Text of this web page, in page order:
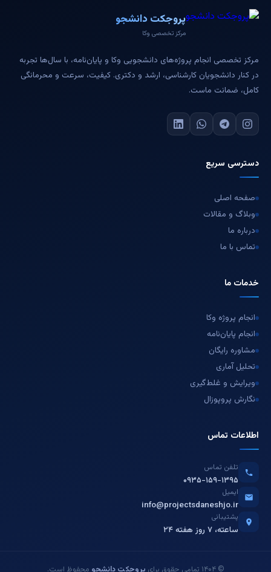
پروجکت دانشجو
مرکز تخصصی وکا
مرکز تخصصی انجام پروژه‌های دانشجویی وکا و پایان‌نامه، با سال‌ها تجربه
در کنار دانشجویان کارشناسی، ارشد و دکتری. کیفیت، سرعت و محرمانگی
کامل، ضمانت ماست.
دسترسی سریع
صفحه اصلی
وبلاگ و مقالات
درباره ما
تماس با ما
خدمات ما
انجام پروژه وکا
انجام پایان‌نامه
مشاوره رایگان
تحلیل آماری
ویرایش و غلط‌گیری
نگارش پروپوزال
اطلاعات تماس
تلفن تماس
۰۹۳۵-۱۵۹-۱۳۹۵
ایمیل
info@projectsdaneshjo.ir
پشتیبانی
۲۴ ساعته، ۷ روز هفته
© ۱۴۰۴ تمامی حقوق برای پروجکت دانشجو محفوظ است.